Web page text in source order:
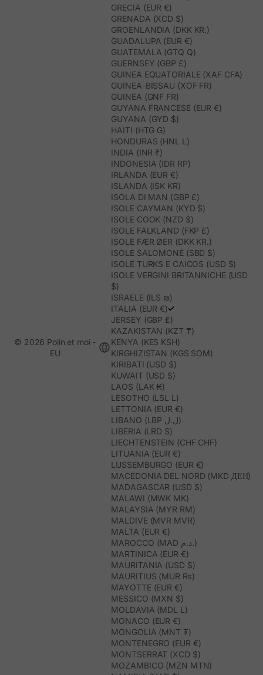
GRECIA (EUR €)
GRENADA (XCD $)
GROENLANDIA (DKK KR.)
GUADALUPA (EUR €)
GUATEMALA (GTQ Q)
GUERNSEY (GBP £)
GUINEA EQUATORIALE (XAF CFA)
GUINEA-BISSAU (XOF FR)
GUINEA (GNF FR)
GUYANA FRANCESE (EUR €)
GUYANA (GYD $)
HAITI (HTG G)
HONDURAS (HNL L)
INDIA (INR ₹)
INDONESIA (IDR RP)
IRLANDA (EUR €)
ISLANDA (ISK KR)
ISOLA DI MAN (GBP £)
ISOLE CAYMAN (KYD $)
ISOLE COOK (NZD $)
ISOLE FALKLAND (FKP £)
ISOLE FÆR ØER (DKK KR.)
ISOLE SALOMONE (SBD $)
ISOLE TURKS E CAICOS (USD $)
ISOLE VERGINI BRITANNICHE (USD
$)
ISRAELE (ILS ₪)
ITALIA (EUR €)
JERSEY (GBP £)
KAZAKISTAN (KZT ₸)
KENYA (KES KSH)
KIRGHIZISTAN (KGS SOM)
KIRIBATI (USD $)
KUWAIT (USD $)
LAOS (LAK ₭)
LESOTHO (LSL L)
LETTONIA (EUR €)
LIBANO (LBP ل.ل)
LIBERIA (LRD $)
LIECHTENSTEIN (CHF CHF)
LITUANIA (EUR €)
LUSSEMBURGO (EUR €)
MACEDONIA DEL NORD (MKD ДЕН)
MADAGASCAR (USD $)
MALAWI (MWK MK)
MALAYSIA (MYR RM)
MALDIVE (MVR MVR)
MALTA (EUR €)
MAROCCO (MAD د.م.)
MARTINICA (EUR €)
MAURITANIA (USD $)
MAURITIUS (MUR ₨)
MAYOTTE (EUR €)
MESSICO (MXN $)
MOLDAVIA (MDL L)
MONACO (EUR €)
MONGOLIA (MNT ₮)
MONTENEGRO (EUR €)
MONTSERRAT (XCD $)
MOZAMBICO (MZN MTN)
© 2026 Polín et moi -
EU